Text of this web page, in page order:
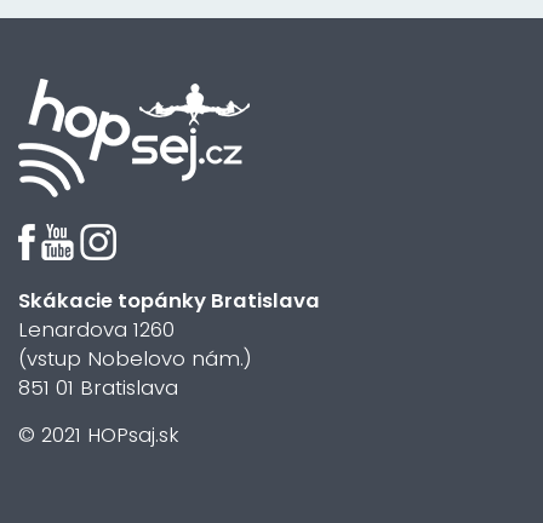
Skákacie topánky Bratislava
Lenardova 1260
(vstup Nobelovo nám.)
851 01 Bratislava
© 2021 HOPsaj.sk